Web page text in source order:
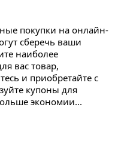
покупки на онлайн-
сберечь ваши
наиболее
вас товар,
и приобретайте с
купоны для
экономии...